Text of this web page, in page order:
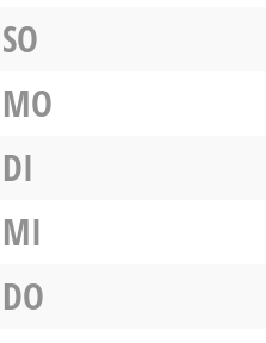
SO
MO
DI
MI
DO